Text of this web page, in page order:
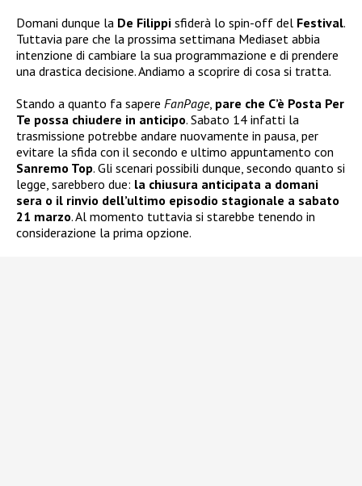
Domani dunque la De Filippi sfiderà lo spin-off del Festival.
Tuttavia pare che la prossima settimana Mediaset abbia
intenzione di cambiare la sua programmazione e di prendere
una drastica decisione. Andiamo a scoprire di cosa si tratta.
Stando a quanto fa sapere FanPage, pare che C’è Posta Per
Te possa chiudere in anticipo. Sabato 14 infatti la
trasmissione potrebbe andare nuovamente in pausa, per
evitare la sfida con il secondo e ultimo appuntamento con
Sanremo Top. Gli scenari possibili dunque, secondo quanto si
legge, sarebbero due: la chiusura anticipata a domani
sera o il rinvio dell’ultimo episodio stagionale a sabato
21 marzo. Al momento tuttavia si starebbe tenendo in
considerazione la prima opzione.